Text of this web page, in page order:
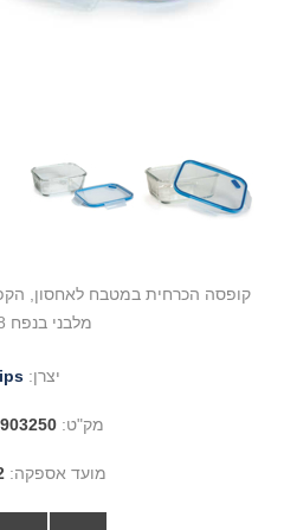
קופסה הכרחית במטבח לאחסון,
מלבני בנפח 0.8 ליטר
יצרן:
מק"ט:
מועד אספקה: